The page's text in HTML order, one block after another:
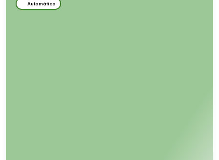
Automático